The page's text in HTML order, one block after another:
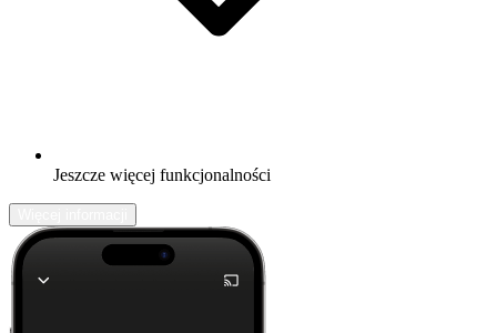
Jeszcze więcej funkcjonalności